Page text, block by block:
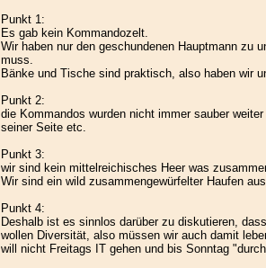
Punkt 1:
Es gab kein Kommandozelt.
Wir haben nur den geschundenen Hauptmann zu
muss.
Bänke und Tische sind praktisch, also haben wir
Punkt 2:
die Kommandos wurden nicht immer sauber
seiner Seite etc.
Punkt 3:
wir sind kein mittelreichisches Heer was
Wir sind ein wild zusammengewürfelter Haufen
Punkt 4:
Deshalb ist es sinnlos darüber zu diskutieren,
wollen Diversität, also müssen wir auch damit
will nicht Freitags IT gehen und bis Sonntag